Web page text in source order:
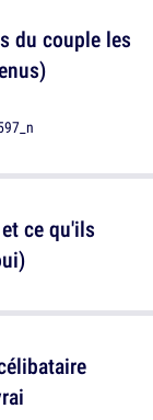
ce qu'ils
du couple les